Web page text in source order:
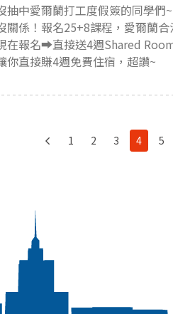
抽中愛爾蘭打工度假簽的同學們~
關係！報名25+8課程，愛爾蘭合
在報名➡︎直接送4週Shared
你直接賺4週免費住宿，超讚~
1 2 3 4 5